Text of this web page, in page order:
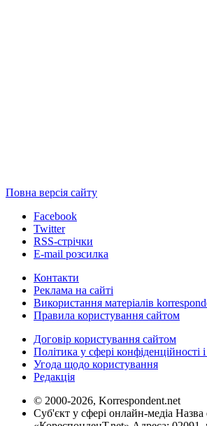
Повна версія сайту
Facebook
Twitter
RSS-стрічки
E-mail розсилка
Контакти
Реклама на сайті
Використання матеріалів
Правила користування сайтом
Договір користування сайтом
Політика у сфері конфіденційності
Угода щодо користування
Редакція
© 2000-2026, Korrespondent.net
Суб'єкт у сфері онлайн-медіа